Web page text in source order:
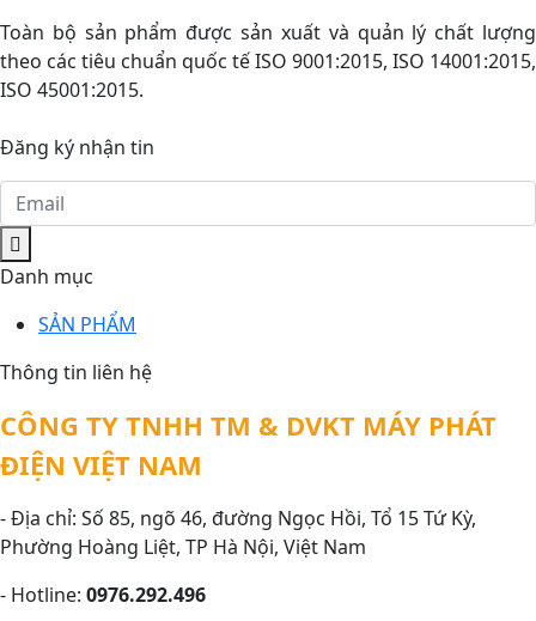
Toàn bộ sản phẩm được sản xuất và quản lý chất lượng
theo các tiêu chuẩn quốc tế ISO 9001:2015, ISO 14001:2015,
ISO 45001:2015.
Đăng ký nhận tin
Danh mục
SẢN PHẨM
Thông tin liên hệ
CÔNG TY TNHH TM & DVKT MÁY PHÁT
ĐIỆN VIỆT NAM
- Địa chỉ: Số 85, ngõ 46, đường Ngọc Hồi, Tổ 15 Tứ Kỳ,
Phường Hoàng Liệt, TP Hà Nội, Việt Nam
- Hotline: 0976.292.496